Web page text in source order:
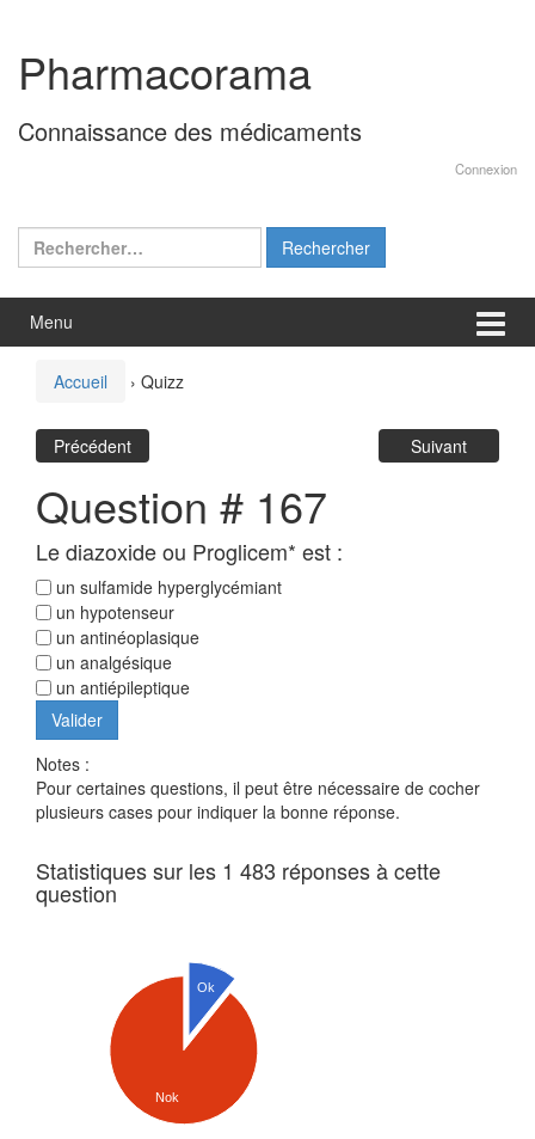
contenu
menu
principal
Pharmacorama
Connaissance des médicaments
Connexion
Rechercher :
Menu
Accueil › Quizz
Précédent Suivant
Question # 167
Le diazoxide ou Proglicem* est :
un sulfamide hyperglycémiant
un hypotenseur
un antinéoplasique
un analgésique
un antiépileptique
Notes :
Pour certaines questions, il peut être nécessaire de cocher
plusieurs cases pour indiquer la bonne réponse.
Statistiques sur les 1 483 réponses à cette
question
Ok
Nok